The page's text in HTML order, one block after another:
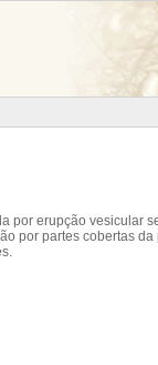
por erupção vesicular
por partes cobertas